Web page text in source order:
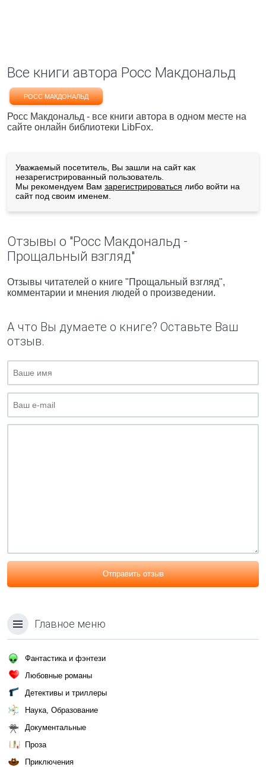
Все книги автора Росс Макдональд
РОСС МАКДОНАЛЬД
Росс Макдональд - все книги автора в одном месте на
сайте онлайн библиотеки LibFox.
Уважаемый посетитель, Вы зашли на сайт как
незарегистрированный пользователь.
Мы рекомендуем Вам зарегистрироваться либо войти на
сайт под своим именем.
Отзывы о "Росс Макдональд -
Прощальный взгляд"
Отзывы читателей о книге "Прощальный взгляд",
комментарии и мнения людей о произведении.
А что Вы думаете о книге? Оставьте Ваш
отзыв.
Отправить отзыв
Главное меню
Фантастика и фэнтези
Любовные романы
Детективы и триллеры
Наука, Образование
Документальные
Проза
Приключения